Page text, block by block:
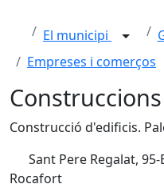
El municipi
Empreses i comerços
Construcció d'edificis.
Sant Pere Regalat,
Rocafort